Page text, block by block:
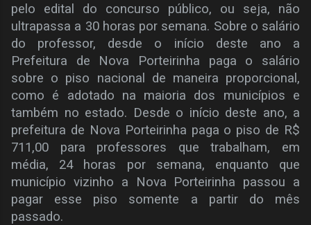
pelo edital do concurso público, ou seja, não
ultrapassa a 30 horas por semana. Sobre o salário
do professor, desde o início deste ano a
Prefeitura de Nova Porteirinha paga o salário
sobre o piso nacional de maneira proporcional,
como é adotado na maioria dos municípios e
também no estado. Desde o início deste ano, a
prefeitura de Nova Porteirinha paga o piso de R$
711,00 para professores que trabalham, em
média, 24 horas por semana, enquanto que
município vizinho a Nova Porteirinha passou a
pagar esse piso somente a partir do mês
passado.